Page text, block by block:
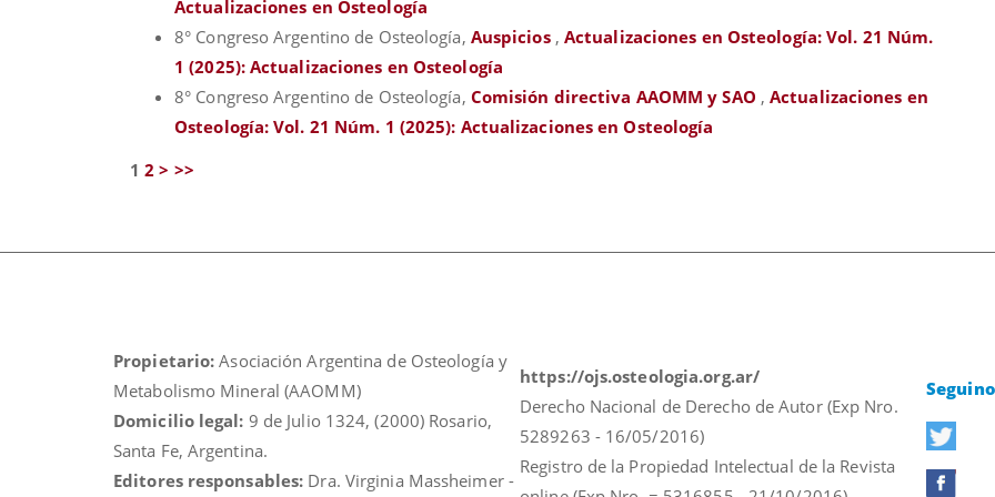
Actualizaciones en Osteología
8° Congreso Argentino de Osteología, Auspicios , Actualizaciones en Osteología: Vol. 21 Núm.
1 (2025): Actualizaciones en Osteología
8° Congreso Argentino de Osteología, Comisión directiva AAOMM y SAO ,Actualizaciones en
Osteología: Vol. 21 Núm. 1 (2025): Actualizaciones en Osteología
1 2 > >>
Propietario: Asociación Argentina de Osteología y
Metabolismo Mineral (AAOMM)
Domicilio legal: 9 de Julio 1324, (2000) Rosario,
Santa Fe, Argentina.
Editores responsables: Dra. Virginia Massheimer -
https://ojs.osteologia.org.ar/
Derecho Nacional de Derecho de Autor (Exp Nro.
5289263 - 16/05/2016)
Registro de la Propiedad Intelectual de la Revista